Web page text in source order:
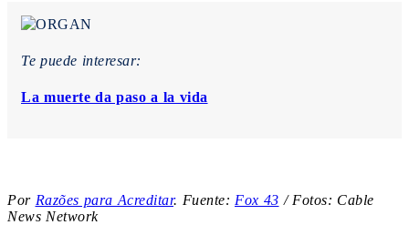
Te puede interesar:
La muerte da paso a la vida
Por Razões para Acreditar. Fuente: Fox 43 / Fotos: Cable
News Network